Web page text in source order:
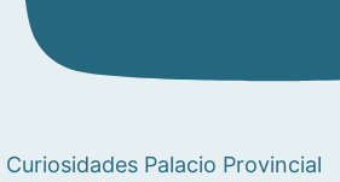
Curiosidades Palacio Provincial